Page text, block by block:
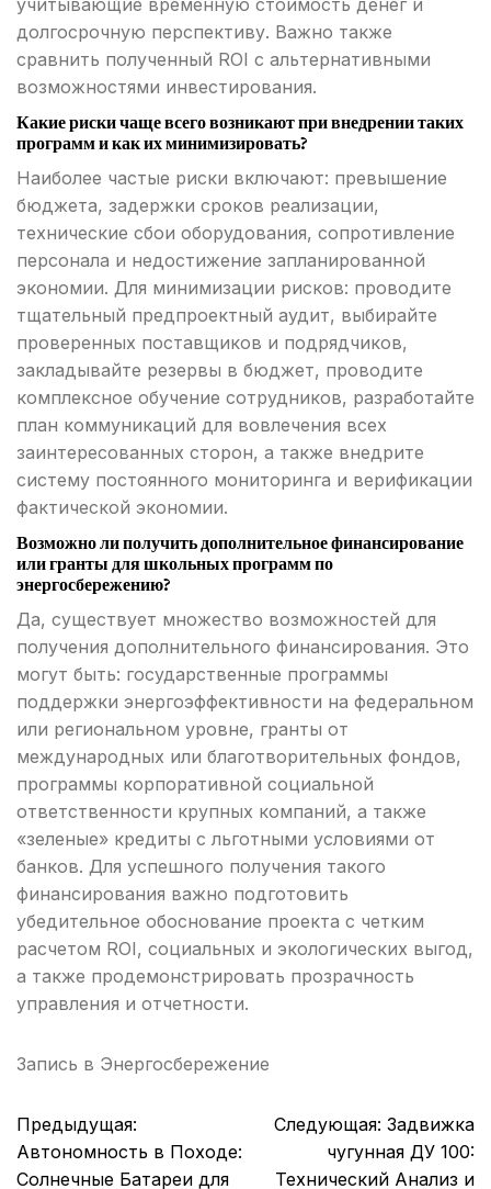
учитывающие временную стоимость денег и
долгосрочную перспективу. Важно также
сравнить полученный ROI с альтернативными
возможностями инвестирования.
Какие риски чаще всего возникают при внедрении таких
программ и как их минимизировать?
Наиболее частые риски включают: превышение
бюджета, задержки сроков реализации,
технические сбои оборудования, сопротивление
персонала и недостижение запланированной
экономии. Для минимизации рисков: проводите
тщательный предпроектный аудит, выбирайте
проверенных поставщиков и подрядчиков,
закладывайте резервы в бюджет, проводите
комплексное обучение сотрудников, разработайте
план коммуникаций для вовлечения всех
заинтересованных сторон, а также внедрите
систему постоянного мониторинга и верификации
фактической экономии.
Возможно ли получить дополнительное финансирование
или гранты для школьных программ по
энергосбережению?
Да, существует множество возможностей для
получения дополнительного финансирования. Это
могут быть: государственные программы
поддержки энергоэффективности на федеральном
или региональном уровне, гранты от
международных или благотворительных фондов,
программы корпоративной социальной
ответственности крупных компаний, а также
«зеленые» кредиты с льготными условиями от
банков. Для успешного получения такого
финансирования важно подготовить
убедительное обоснование проекта с четким
расчетом ROI, социальных и экологических выгод,
а также продемонстрировать прозрачность
управления и отчетности.
Запись в Энергосбережение
Навигация
по
записям
Предыдущая:
Автономность в Походе:
Солнечные Батареи для
Следующая: Задвижка
чугунная ДУ 100:
Технический Анализ и